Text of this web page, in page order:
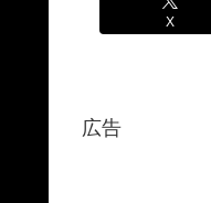
X
広告